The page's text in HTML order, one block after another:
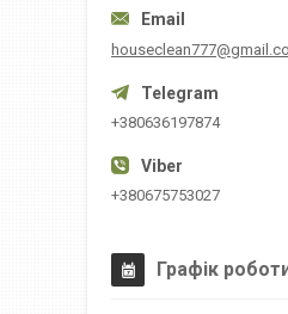
+380636197874
+380675753027
Графік